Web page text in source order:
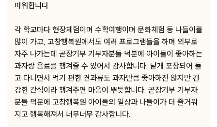
마워합니다.
각 학교마다 현장체험이며 수학여행이며 문화체험 등 나들이를
많이 가고, 고창행복원에서도 여러 프로그램들을 하며 외부로
자주 나가는데 곧장기부 기부자분들 덕분에 아이들이 좋아하는
과자랑 음료를 챙겨줄 수 있어서 감사합니다. 낱개 포장되어 들
고 다니면서 먹기 편한 견과류도 과자만큼 좋아하진 않지만 건
강한 간식이라 챙겨주면 마음이 뿌듯합니다. 곧장기부 기부자
분들 덕분에 고창행복원 아이들의 일상과 나들이가 더 즐거워
지고 행복해져서 너무너무 감사합니다.